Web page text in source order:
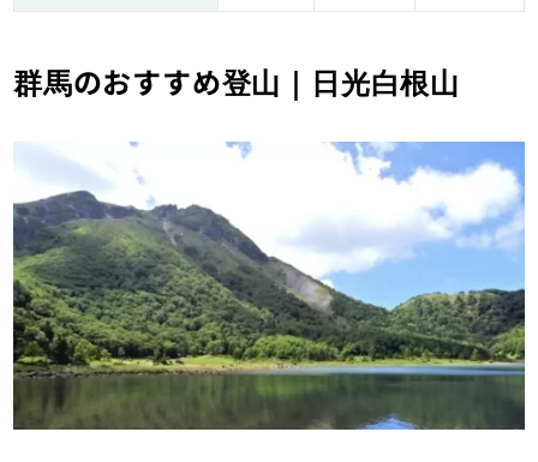
群馬のおすすめ登山｜日光白根山